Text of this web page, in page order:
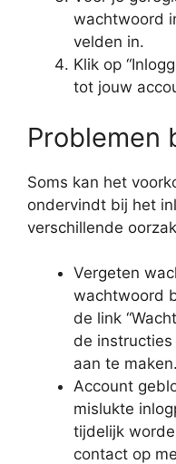
wachtwoord
velden in.
Klik op
tot jouw
Problemen
Soms kan het
ondervindt bij het
verschillende
Vergeten
wachtwoord
de link
de
aan te maken.
Account
mislukte
tijdelijk
contact op